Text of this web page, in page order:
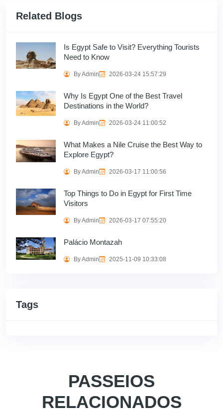
Related Blogs
Is Egypt Safe to Visit? Everything Tourists
Need to Know
By Admin 2026-03-24 15:57:29
Why Is Egypt One of the Best Travel
Destinations in the World?
By Admin 2026-03-24 11:00:52
What Makes a Nile Cruise the Best Way to
Explore Egypt?
By Admin 2026-03-17 11:00:56
Top Things to Do in Egypt for First Time
Visitors
By Admin 2026-03-17 07:55:20
Palácio Montazah
By Admin 2025-11-09 10:33:08
Tags
PASSEIOS
RELACIONADOS